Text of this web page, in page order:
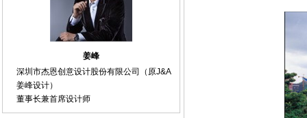
姜峰
深圳市杰恩创意设计股份有限公司（原J&A
姜峰设计）
董事长兼首席设计师